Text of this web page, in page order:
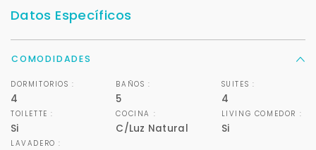
Datos Específicos
COMODIDADES
DORMITORIOS :
4
BAÑOS :
5
SUITES :
4
TOILETTE :
Si
COCINA :
C/Luz Natural
LIVING COMEDOR :
Si
LAVADERO :